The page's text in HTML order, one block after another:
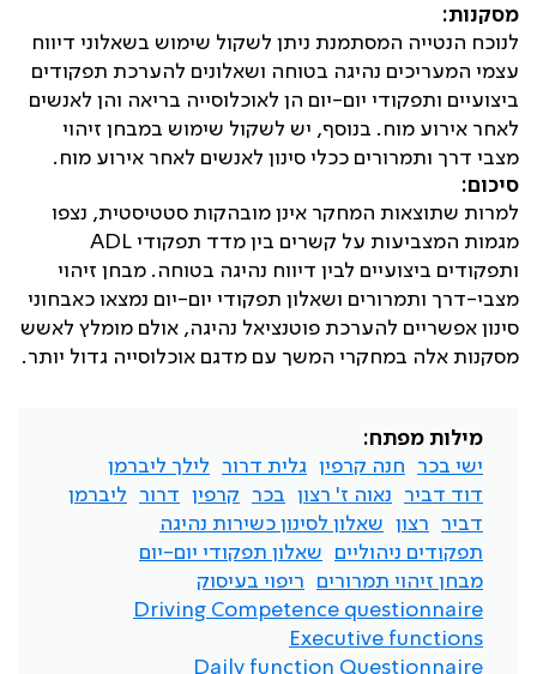
מסקנות:
לנוכח הנטייה המסתמנת ניתן לשקול שימוש בשאלוני דיווח
עצמי המעריכים נהיגה בטוחה ושאלונים להערכת תפקודים
ביצועיים ותפקודי יום-יום הן לאוכלוסייה בריאה והן לאנשים
לאחר אירוע מוח. בנוסף, יש לשקול שימוש במבחן זיהוי
מצבי דרך ותמרורים ככלי סינון לאנשים לאחר אירוע מוח.
סיכום:
למרות שתוצאות המחקר אינן מובהקות סטטיסטית, נצפו
מגמות המצביעות על קשרים בין מדד תפקודי ADL
ותפקודים ביצועיים לבין דיווח נהיגה בטוחה. מבחן זיהוי
מצבי-דרך ותמרורים ושאלון תפקודי יום-יום נמצאו כאבחוני
סינון אפשריים להערכת פוטנציאל נהיגה, אולם מומלץ לאשש
מסקנות אלה במחקרי המשך עם מדגם אוכלוסייה גדול יותר.
מילות מפתח:
ישי בכר
חנה קרפין גלית דרור
לילך ליברמן
דוד דביר
נאוה ז' רצון בכר קרפין דרור
ליברמן
דביר
רצון
שאלון לסינון כשירות נהיגה
תפקודים ניהוליים
שאלון תפקודי יום-יום
מבחן זיהוי תמרורים
ריפוי בעיסוק
Driving Competence questionnaire
Executive functions
Daily function Questionnaire